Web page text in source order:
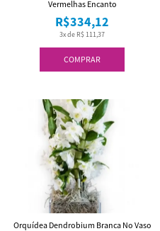
COMPRAR
3x de R$ 111,37
R$334,12
Vermelhas Encanto
Orquídea Dendrobium Branca No Vaso